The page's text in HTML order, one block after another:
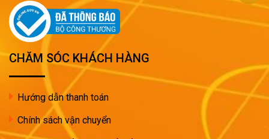
CHĂM SÓC KHÁCH HÀNG
Hướng dẫn thanh toán
Chính sách vận chuyển